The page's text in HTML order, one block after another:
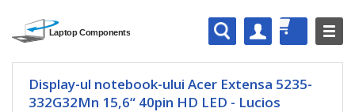
Display-ul notebook-ului Acer Extensa 5235-
332G32Mn 15,6“ 40pin HD LED - Lucios